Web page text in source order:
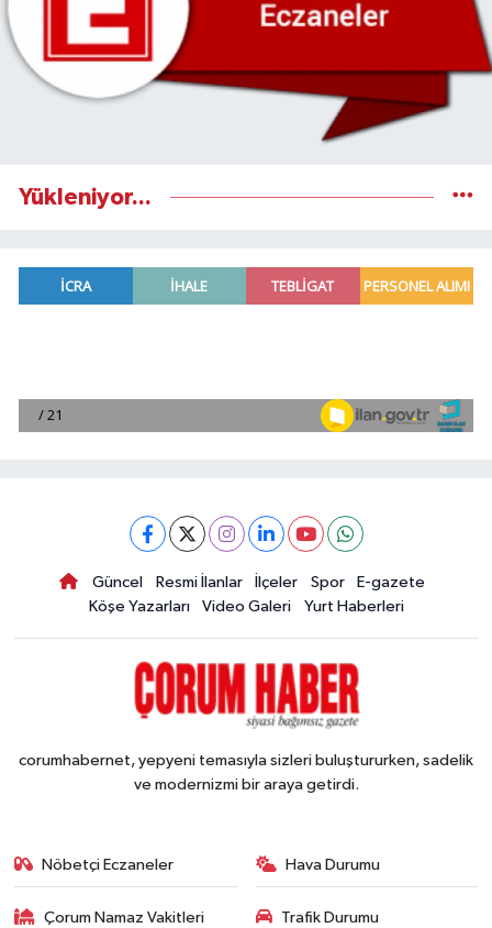
Yükleniyor...
Güncel Resmi İlanlar İlçeler Spor
E-gazete
Köşe Yazarları
Video Galeri Yurt Haberleri
corumhabernet, yepyeni temasıyla sizleri buluştururken, sadelik
ve modernizmi bir araya getirdi.
Nöbetçi Eczaneler Hava Durumu
Çorum Namaz Vakitleri Trafik Durumu